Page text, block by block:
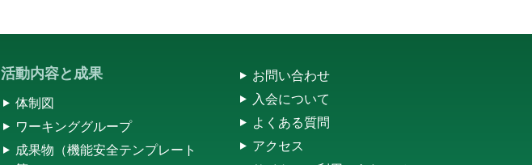
活動内容と成果
体制図
ワーキンググループ
成果物（機能安全テンプレート
お問い合わせ
入会について
よくある質問
アクセス